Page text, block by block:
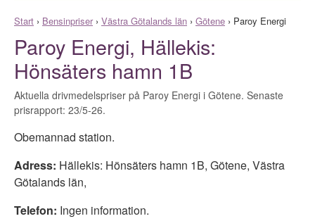
Start › Bensinpriser› Västra Götalands län › Götene › Paroy Energi
Paroy Energi, Hällekis:
Hönsäters hamn 1B
Aktuella drivmedelspriser på Paroy Energi i Götene. Senaste
prisrapport: 23/5-26.
Obemannad station.
Adress: Hällekis: Hönsäters hamn 1B, Götene, Västra
Götalands län,
Telefon: Ingen information.